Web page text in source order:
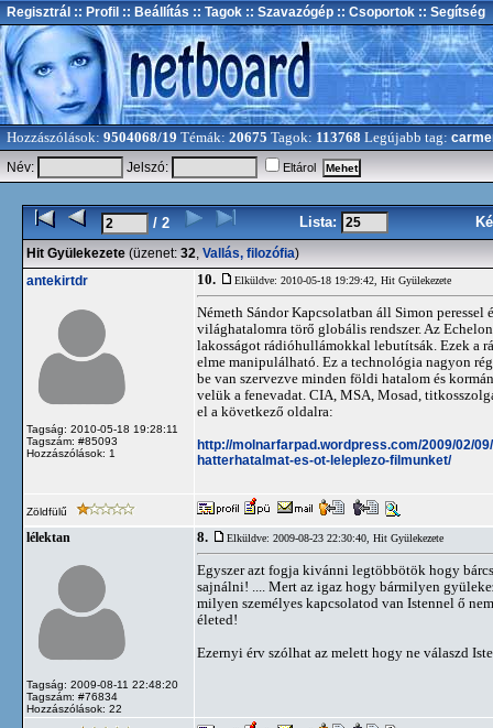
Regisztrál :: Profil :: Beállítás :: Tagok :: Szavazógép :: Csoportok :: Segítség
Hozzászólások: 9504068/19 Témák: 20675 Tagok: 113768 Legújabb tag:
Név:
Jelszó: Eltárol
/ 2 Lista:
Hit Gyülekezete (üzenet: 32, Vallás, filozófia)
antekirtdr
Tagság: 2010-05-18 19:28:11
Tagszám: #85093
Hozzászólások: 1
10. Elküldve: 2010-05-18 19:29:42, Hit Gyülekezete
Németh Sándor Kapcsolatban áll Simon
világhatalomra törő globális rendszer. Az
lakosságot rádióhullámokkal lebutítsák. Ezek a
elme manipulálható. Ez a technológia nagyon
be van szervezve minden földi hatalom és
velük a fenevadat. CIA, MSA, Mosad,
el a következő oldalra:
http://molnarfarpad.wordpress.com/2009/02/
hatterhatalmat-es-ot-leleplezo-filmunket/
Zöldfülű
lélektan
Tagság: 2009-08-11 22:48:20
Tagszám: #76834
Hozzászólások: 22
8. Elküldve: 2009-08-23 22:30:40, Hit Gyülekezete
Egyszer azt fogja kivánni legtöbbötök hogy
sajnálni! .... Mert az igaz hogy bármilyen
milyen személyes kapcsolatod van Istennel ő
életed!
Ezernyi érv szólhat az melett hogy ne válaszd